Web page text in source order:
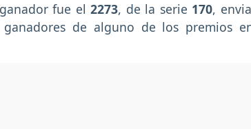
fue el2273, de la serie 170,
de alguno de los premios